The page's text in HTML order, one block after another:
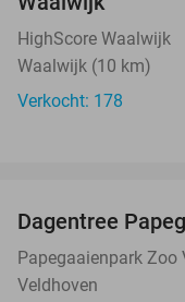
HighScore Waalwijk
Waalwijk (10 km)
Verkocht: 178
Dagentree
Papegaaienpark Zoo
Veldhoven